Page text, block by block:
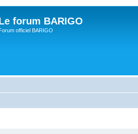
forum BARIGO
officiel BARIGO